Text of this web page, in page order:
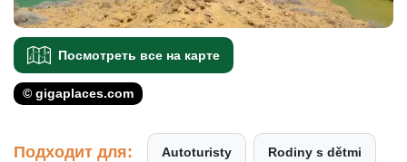
Посмотреть все на карте
© gigaplaces.com
Подходит для: Autoturisty Rodiny s dětmi